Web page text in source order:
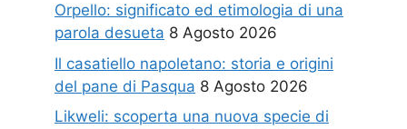
Orpello: significato ed etimologia di una
parola desueta 8 Agosto 2026
Il casatiello napoletano: storia e origini
del pane di Pasqua 8 Agosto 2026
Likweli: scoperta una nuova specie di